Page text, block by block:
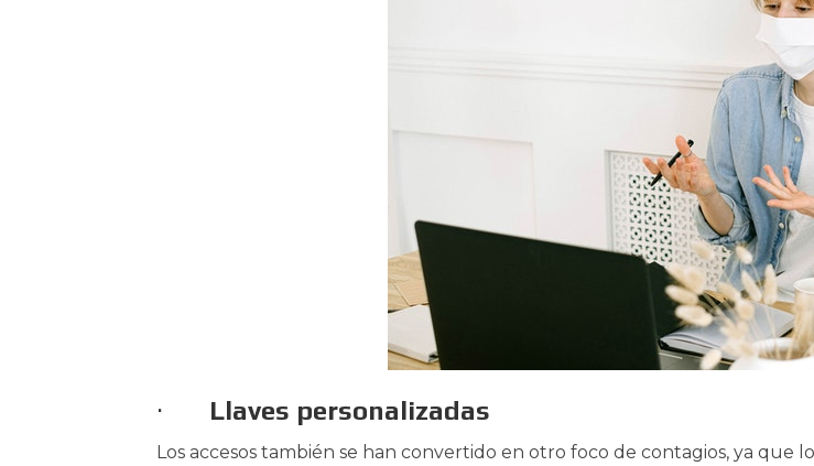
· Llaves personalizadas
Los accesos también se han convertido en otro foco de contagios, ya que